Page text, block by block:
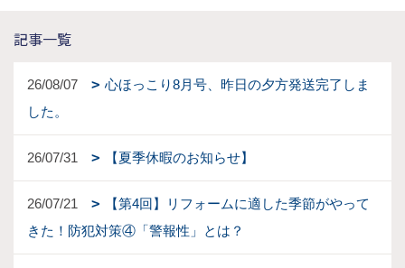
記事一覧
26/08/07
心ほっこり8月号、昨日の夕方発送完了しま
した。
26/07/31 【夏季休暇のお知らせ】
26/07/21
【第4回】リフォームに適した季節がやって
きた！防犯対策④「警報性」とは？